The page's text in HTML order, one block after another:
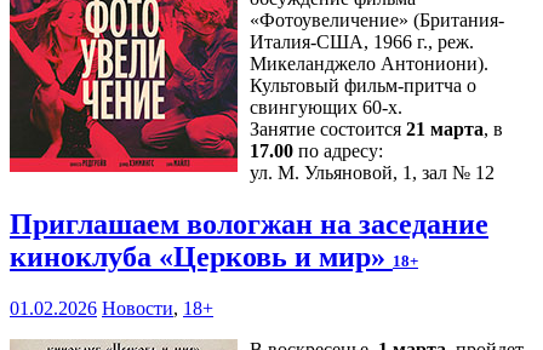
«Фотоувеличение» (Британия-
Италия-США, 1966 г., реж.
Микеланджело Антониони).
Культовый фильм-притча о
свингующих 60-х.
Занятие состоится 21 марта, в
17.00 по адресу:
ул. М. Ульяновой, 1, зал № 12
Приглашаем вологжан на заседание
киноклуба «Церковь и мир» 18+
01.02.2026 Новости, 18+